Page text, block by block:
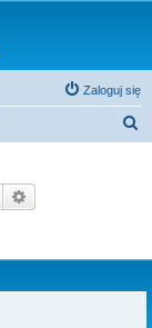
Zaloguj się
Szukaj